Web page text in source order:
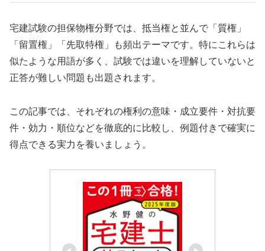
宅建試験の担保物権分野では、抵当権と並んで「質権」
「留置権」「先取特権」も頻出テーマです。特にこれらは
似たような用語が多く、試験では違いを理解していないと
正答が難しい問題も出題されます。
この記事では、それぞれの権利の意味・成立要件・対抗要
件・効力・順位などを徹底的に比較し、例題付きで確実に
得点できる実力を養いましょう。